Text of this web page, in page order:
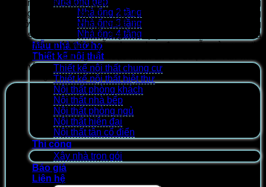
Nhà ống 2 tầng
Nhà ống 3 tầng
Nhà ống 4 tầng
Mẫu nhà thờ họ
Thiết kế nội thất
Thiết kế nội thất chung cư
Thiết kế nội thất biệt thự
Nội thất phòng khách
Nội thất nhà bếp
Nội thất phòng ngủ
Nội thất hiện đại
Nội thất tân cổ điển
Thi công
Xây nhà trọn gói
Báo giá
Liên hệ
khó tính nhất. Sau đây Kakoi xin chia sẻ đến quý khách hàng
những mẫu thiết kế nhà cấp 4 từ bản vẽ 3D và công năng
nhà ở cấp 4 mà chúng tôi đã thiết kế trong nhiều năm. Mong
rằng sẽ có 1 mẫu nhà đẹp mà quý khách tâm đắc và lựa
chọn, nếu quý khách vẫn chưa chọn được mẫu nào ưng thì
gọi điện cho chúng tôi hoặc nhắn tin để được tư vấn miễn
phí nhé.